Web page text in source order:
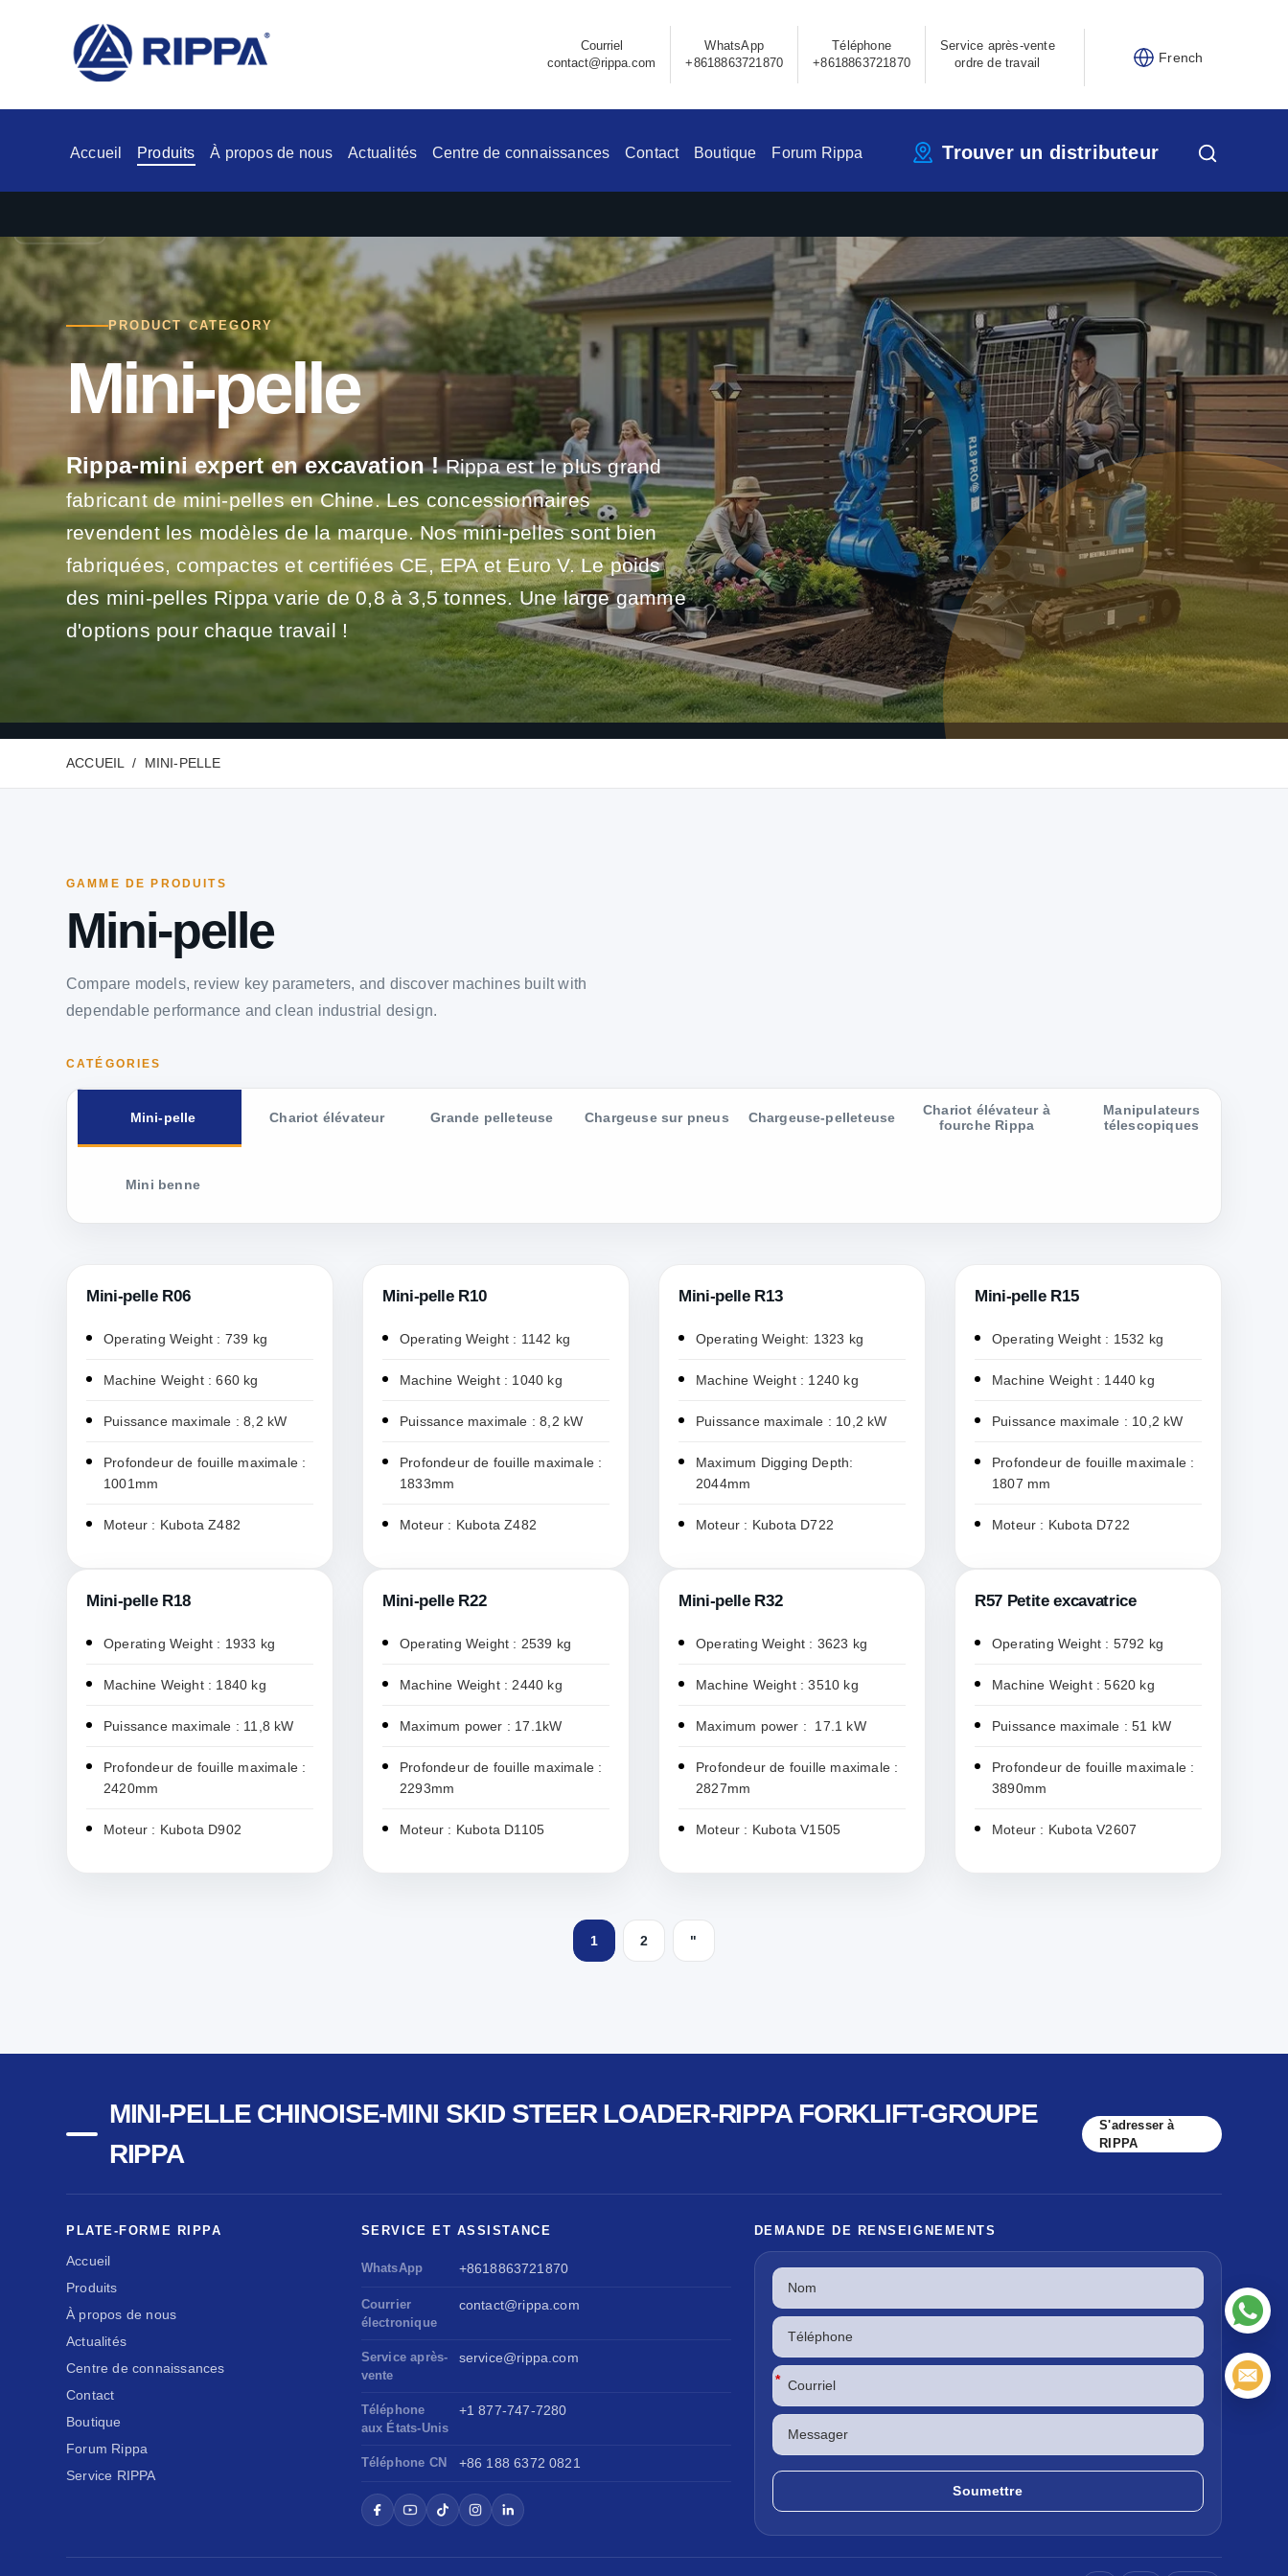
Courriel
contact@rippa.com
WhatsApp
+8618863721870
Téléphone
+8618863721870
Service après-vente
ordre de travail
French
Accueil Produits À propos de nous Actualités Centre de connaissances Contact Boutique Forum Rippa Trouver un distributeur
PRODUCT CATEGORY
Mini-pelle
Rippa-mini expert en excavation ! Rippa est le plus grand
fabricant de mini-pelles en Chine. Les concessionnaires
revendent les modèles de la marque. Nos mini-pelles sont bien
fabriquées, compactes et certifiées CE, EPA et Euro V. Le poids
des mini-pelles Rippa varie de 0,8 à 3,5 tonnes. Une large gamme
d'options pour chaque travail !
ACCUEIL MINI-PELLE
GAMME DE PRODUITS
Mini-pelle
Compare models, review key parameters, and discover machines built with
dependable performance and clean industrial design.
CATÉGORIES
Mini-pelle Chariot élévateur Grande pelleteuse Chargeuse sur pneus Chargeuse-pelleteuse
Chariot élévateur à
fourche Rippa
Manipulateurs
télescopiques
Mini benne
Mini-pelle R06
Operating Weight : 739 kg
Machine Weight : 660 kg
Puissance maximale : 8,2 kW
Profondeur de fouille maximale :
1001mm
Moteur : Kubota Z482
Mini-pelle R10
Operating Weight : 1142 kg
Machine Weight : 1040 kg
Puissance maximale : 8,2 kW
Profondeur de fouille maximale :
1833mm
Moteur : Kubota Z482
Mini-pelle R13
Operating Weight: 1323 kg
Machine Weight : 1240 kg
Puissance maximale : 10,2 kW
Maximum Digging Depth:
2044mm
Moteur : Kubota D722
Mini-pelle R15
Operating Weight : 1532 kg
Machine Weight : 1440 kg
Puissance maximale : 10,2 kW
Profondeur de fouille maximale :
1807 mm
Moteur : Kubota D722
Mini-pelle R18
Operating Weight : 1933 kg
Machine Weight : 1840 kg
Puissance maximale : 11,8 kW
Profondeur de fouille maximale :
2420mm
Moteur : Kubota D902
Mini-pelle R22
Operating Weight : 2539 kg
Machine Weight : 2440 kg
Maximum power : 17.1kW
Profondeur de fouille maximale :
2293mm
Moteur : Kubota D1105
Mini-pelle R32
Operating Weight : 3623 kg
Machine Weight : 3510 kg
Maximum power : 17.1 kW
Profondeur de fouille maximale :
2827mm
Moteur : Kubota V1505
R57 Petite excavatrice
Operating Weight : 5792 kg
Machine Weight : 5620 kg
Puissance maximale : 51 kW
Profondeur de fouille maximale :
3890mm
Moteur : Kubota V2607
1 2 "
MINI-PELLE CHINOISE-MINI SKID STEER LOADER-RIPPA FORKLIFT-GROUPE
RIPPA
S'adresser à
RIPPA
PLATE-FORME RIPPA
Accueil
Produits
À propos de nous
Actualités
Centre de connaissances
Contact
Boutique
Forum Rippa
Service RIPPA
SERVICE ET ASSISTANCE
WhatsApp +8618863721870
Courrier
électronique
contact@rippa.com
Service après-
vente
service@rippa.com
Téléphone
aux États-Unis
+1 877-747-7280
Téléphone CN +86 188 6372 0821
DEMANDE DE RENSEIGNEMENTS
*